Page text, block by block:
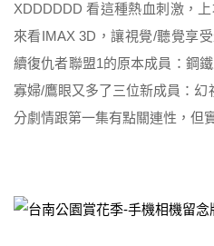
XDDDDDD 看這種熱血刺激，
來看IMAX 3D，讓視覺/聽覺享
續復仇者聯盟1的原本成員：鋼
寡婦/鷹眼又多了三位新成員：
分劇情跟第一集有點關連性，但